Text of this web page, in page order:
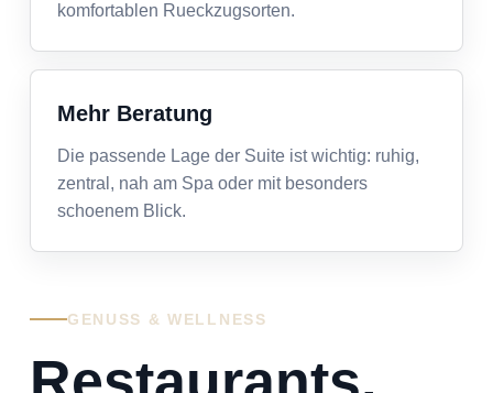
komfortablen Rueckzugsorten.
Mehr Beratung
Die passende Lage der Suite ist wichtig: ruhig,
zentral, nah am Spa oder mit besonders
schoenem Blick.
GENUSS & WELLNESS